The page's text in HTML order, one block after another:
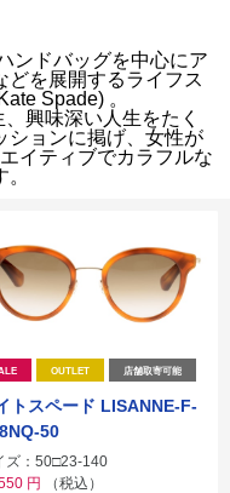
ンドバッグを中心にア
どを展開するライフス
Spade) 。
興味深い人生をたく
ションに掲げ、女性が
イティブでカラフルな
OUTLET 店舗取寄可能
トスペード LISANNE-F-
50
ズ：50□23-140
円 （税込）